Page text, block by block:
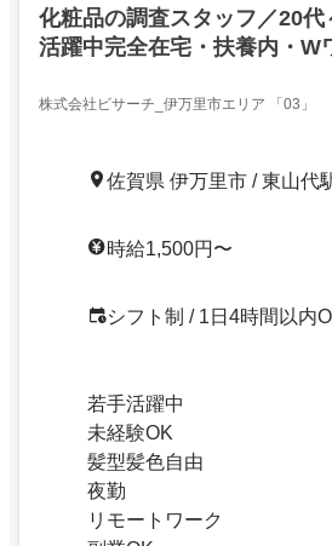
化粧品の調査スタッフ／20
活躍中完全在宅・扶養内・W
株式会社ビサーチ_伊万里市エリア 「03」
佐賀県 伊万里市 / 東山代
時給1,500円〜
シフト制 / 1日4時間以内
若手活躍中
未経験OK
髪型髪色自由
夜勤
リモートワーク